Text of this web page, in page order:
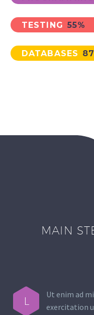
TESTING 55%
DATABASES
MAIN
L
Ut enim ad
exercitation